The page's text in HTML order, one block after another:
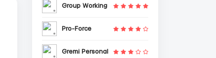
Group Working
Pro-Force
Gremi Personal